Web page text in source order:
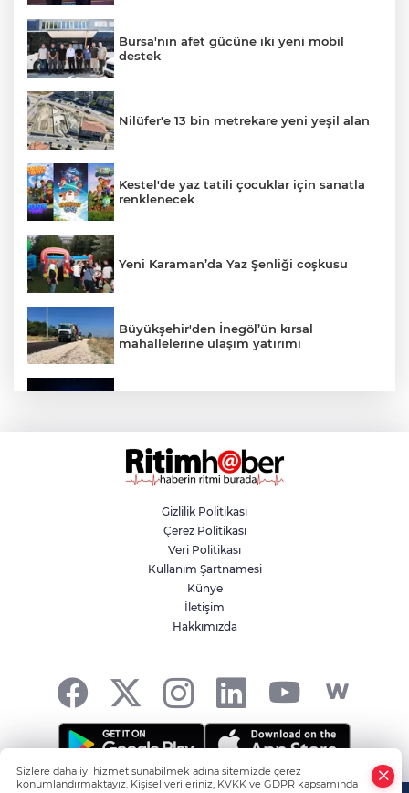
Bursa'nın afet gücüne iki yeni mobil
destek
Nilüfer'e 13 bin metrekare yeni yeşil alan
Kestel'de yaz tatili çocuklar için sanatla
renklenecek
Yeni Karaman’da Yaz Şenliği coşkusu
Büyükşehir'den İnegöl’ün kırsal
mahallelerine ulaşım yatırımı
Aslı Hünel’den Bursa Festivali’nde
unutulmaz gece
Osmangazi Belediyesi istihdama köprü
olmayı sürdürüyor
Yıldırım’da çocuklar yazı bilim ve sanatla
değerlendiriyor
Gizlilik Politikası
Çerez Politikası
Veri Politikası
Kullanım Şartnamesi
Künye
İletişim
Hakkımızda
Sizlere daha iyi hizmet sunabilmek adına sitemizde çerez
konumlandırmaktayız. Kişisel verileriniz, KVKK ve GDPR kapsamında